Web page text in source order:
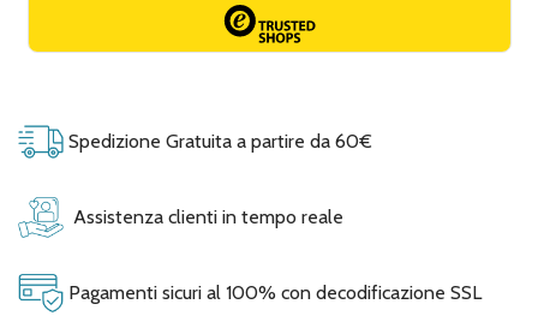
Spedizione Gratuita a partire da 60€
Assistenza clienti in tempo reale
Pagamenti sicuri al 100% con decodificazione SSL